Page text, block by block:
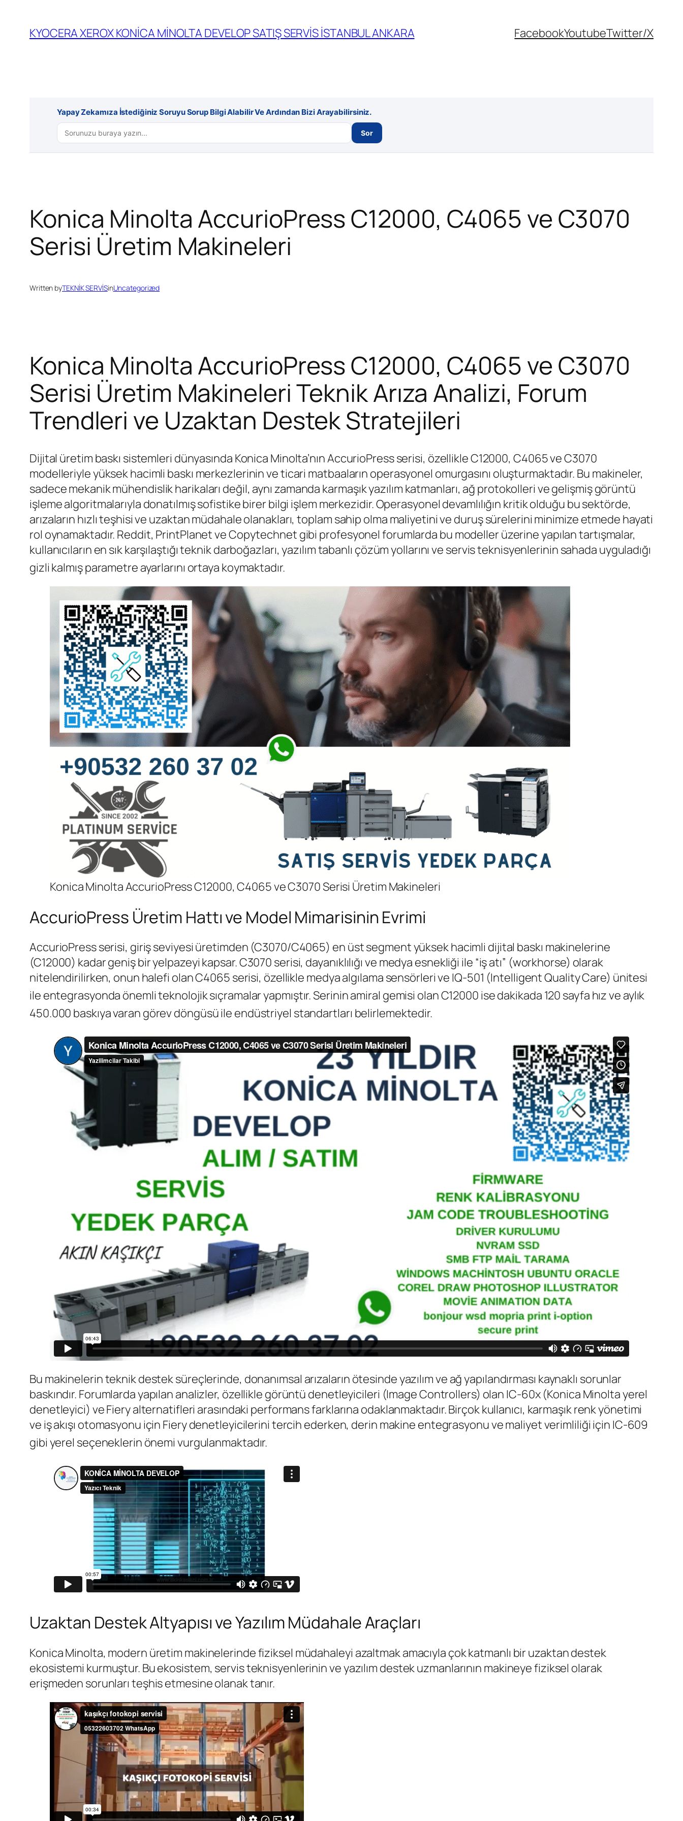
KYOCERA XEROX KONİCA MİNOLTA DEVELOP SATIŞ SERVİS İSTANBUL ANKARA FacebookYoutubeTwitter/X
Yapay Zekamıza İstediğiniz Soruyu Sorup Bilgi Alabilir Ve Ardından Bizi Arayabilirsiniz.
Sor
Konica Minolta AccurioPress C12000, C4065 ve C3070
Serisi Üretim Makineleri
Written byTEKNİK SERVİSinUncategorized
Konica Minolta AccurioPress C12000, C4065 ve C3070
Serisi Üretim Makineleri Teknik Arıza Analizi, Forum
Trendleri ve Uzaktan Destek Stratejileri
Dijital üretim baskı sistemleri dünyasında Konica Minolta’nın AccurioPress serisi, özellikle C12000, C4065 ve C3070
modelleriyle yüksek hacimli baskı merkezlerinin ve ticari matbaaların operasyonel omurgasını oluşturmaktadır. Bu makineler,
sadece mekanik mühendislik harikaları değil, aynı zamanda karmaşık yazılım katmanları, ağ protokolleri ve gelişmiş görüntü
işleme algoritmalarıyla donatılmış sofistike birer bilgi işlem merkezidir. Operasyonel devamlılığın kritik olduğu bu sektörde,
arızaların hızlı teşhisi ve uzaktan müdahale olanakları, toplam sahip olma maliyetini ve duruş sürelerini minimize etmede hayati
rol oynamaktadır. Reddit, PrintPlanet ve Copytechnet gibi profesyonel forumlarda bu modeller üzerine yapılan tartışmalar,
kullanıcıların en sık karşılaştığı teknik darboğazları, yazılım tabanlı çözüm yollarını ve servis teknisyenlerinin sahada uyguladığı
gizli kalmış parametre ayarlarını ortaya koymaktadır.
Konica Minolta AccurioPress C12000, C4065 ve C3070 Serisi Üretim Makineleri
AccurioPress Üretim Hattı ve Model Mimarisinin Evrimi
AccurioPress serisi, giriş seviyesi üretimden (C3070/C4065) en üst segment yüksek hacimli dijital baskı makinelerine
(C12000) kadar geniş bir yelpazeyi kapsar. C3070 serisi, dayanıklılığı ve medya esnekliği ile “iş atı” (workhorse) olarak
nitelendirilirken, onun halefi olan C4065 serisi, özellikle medya algılama sensörleri ve IQ-501 (Intelligent Quality Care) ünitesi
ile entegrasyonda önemli teknolojik sıçramalar yapmıştır.Serinin amiral gemisi olan C12000 ise dakikada 120 sayfa hız ve aylık
450.000 baskıya varan görev döngüsü ile endüstriyel standartları belirlemektedir.
Bu makinelerin teknik destek süreçlerinde, donanımsal arızaların ötesinde yazılım ve ağ yapılandırması kaynaklı sorunlar
baskındır. Forumlarda yapılan analizler, özellikle görüntü denetleyicileri (Image Controllers) olan IC-60x (Konica Minolta yerel
denetleyici) ve Fiery alternatifleri arasındaki performans farklarına odaklanmaktadır. Birçok kullanıcı, karmaşık renk yönetimi
ve iş akışı otomasyonu için Fiery denetleyicilerini tercih ederken, derin makine entegrasyonu ve maliyet verimliliği için IC-609
gibi yerel seçeneklerin önemi vurgulanmaktadır.
Uzaktan Destek Altyapısı ve Yazılım Müdahale Araçları
Konica Minolta, modern üretim makinelerinde fiziksel müdahaleyi azaltmak amacıyla çok katmanlı bir uzaktan destek
ekosistemi kurmuştur. Bu ekosistem, servis teknisyenlerinin ve yazılım destek uzmanlarının makineye fiziksel olarak
erişmeden sorunları teşhis etmesine olanak tanır.